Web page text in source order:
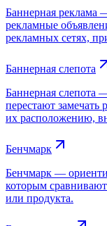
Баннерная реклама
рекламные
рекламных сетях,
Баннерная слепота
Баннерная слепота
перестают
их расположению,
Бенчмарк
Бенчмарк —
которым
или продукта.